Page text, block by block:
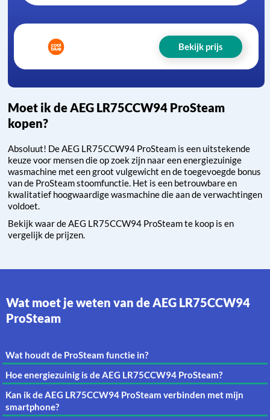
Moet ik de AEG LR75CCW94 ProSteam
kopen?
Absoluut! De AEG LR75CCW94 ProSteam is een uitstekende
keuze voor mensen die op zoek zijn naar een energiezuinige
wasmachine met een groot vulgewicht en de toegevoegde bonus
van de ProSteam stoomfunctie. Het is een betrouwbare en
kwalitatief hoogwaardige wasmachine die aan de verwachtingen
voldoet.
Bekijk waar de AEG LR75CCW94 ProSteam te koop is en
vergelijk de prijzen.
Bekijk prijs
Wat moet je weten van de AEG LR75CCW94
ProSteam
Wat houdt de ProSteam functie in?
Hoe energiezuinig is de AEG LR75CCW94 ProSteam?
Kan ik de AEG LR75CCW94 ProSteam verbinden met mijn
smartphone?